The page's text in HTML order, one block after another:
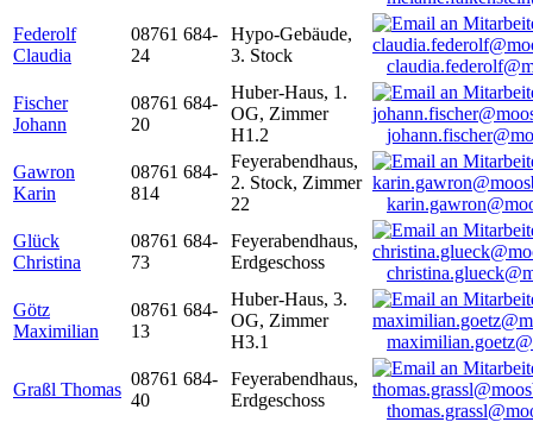
Federolf
Claudia
08761 684-
24
Hypo-Gebäude,
3. Stock
Fischer
Johann
08761 684-
20
Huber-Haus, 1.
OG, Zimmer
H1.2
Gawron
Karin
08761 684-
814
Feyerabendhaus,
2. Stock, Zimmer
22
Glück
Christina
08761 684-
73
Feyerabendhaus,
Erdgeschoss
Götz
Maximilian
08761 684-
13
Huber-Haus, 3.
OG, Zimmer
H3.1
Graßl Thomas
08761 684-
40
Feyerabendhaus,
Erdgeschoss